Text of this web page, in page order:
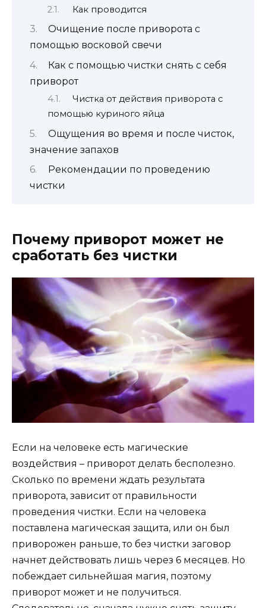
Как проводится
Очищение после приворота с
помощью восковой свечи
Как с помощью чистки снять с себя
приворот
Чистка от действия приворота с
помощью куриного яйца
Ощущения во время и после чисток,
значение запахов
Рекомендации по проведению
чистки
Почему приворот может не
сработать без чистки
Если на человеке есть магические
воздействия – приворот делать бесполезно.
Сколько по времени ждать результата
приворота, зависит от правильности
проведения чистки. Если на человека
поставлена магическая защита, или он был
приворожен раньше, то без чистки заговор
начнет действовать лишь через 6 месяцев. Но
побеждает сильнейшая магия, поэтому
приворот может и не получиться.